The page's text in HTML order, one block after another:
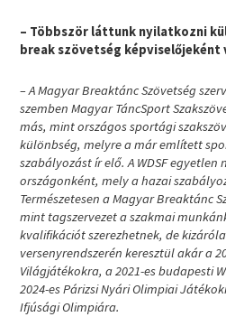
– Többször láttunk nyilatkozni
break szövetség
– A Magyar Breaktánc Szövetség
szemben Magyar TáncSport
más, mint országos sportági
különbség, melyre a már említett
szabályozást ír elő. A WDSF egyetlen
országonként, mely a hazai
Természetesen a Magyar Breaktánc
mint tagszervezet a szakmai
kvalifikációt szerezhetnek, de
versenyrendszerén keresztül akár a
Világjátékokra, a 2021-es budapesti
2024-es Párizsi Nyári Olimpiai
Ifjúsági Olimpiára.